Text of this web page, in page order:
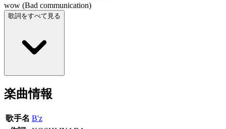
wow (Bad communication)
歌詞をすべて見る
楽曲情報
歌手名 B'z